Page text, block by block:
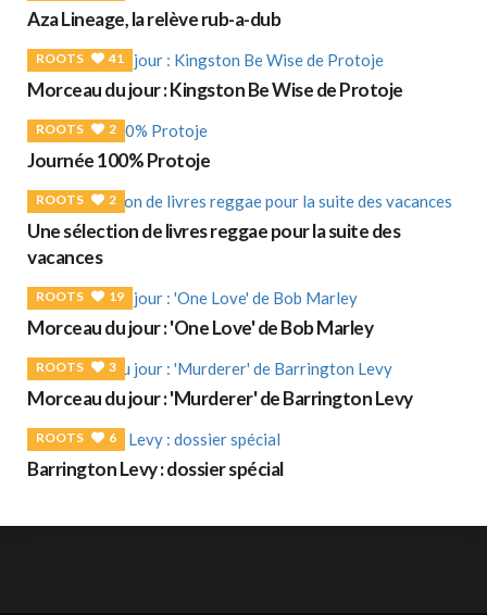
Aza Lineage, la relève rub-a-dub
ROOTS 41
Morceau du jour : Kingston Be Wise de Protoje
ROOTS 2
Journée 100% Protoje
ROOTS 2
Une sélection de livres reggae pour la suite des
vacances
ROOTS 19
Morceau du jour : 'One Love' de Bob Marley
ROOTS 3
Morceau du jour : 'Murderer' de Barrington Levy
ROOTS 6
Barrington Levy : dossier spécial